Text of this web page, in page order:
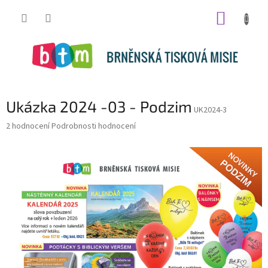
Ukázka 2024 -03 - Podzim UK2024-3
Průměrné
hvězdiček.
2 hodnoceníPodrobnosti hodnocení